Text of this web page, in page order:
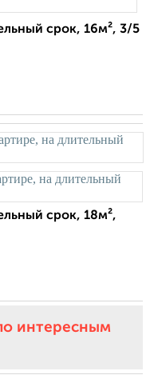
срок, 16м², 3/5
срок, 18м²,
интересным